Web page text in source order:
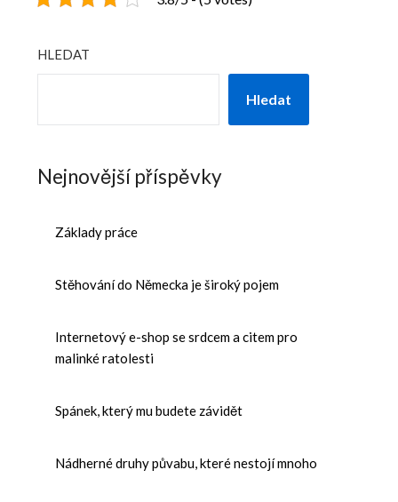
HLEDAT
Hledat
Nejnovější příspěvky
Základy práce
Stěhování do Německa je široký pojem
Internetový e-shop se srdcem a citem pro
malinké ratolesti
Spánek, který mu budete závidět
Nádherné druhy půvabu, které nestojí mnoho